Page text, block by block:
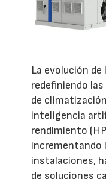
La evolución
redefiniendo
de
inteligencia
rendimiento
incrementando
instalaciones,
de soluciones